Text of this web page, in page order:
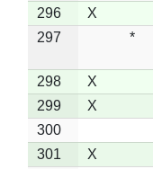
296
X
297
*
298
X
299
X
300
301
X